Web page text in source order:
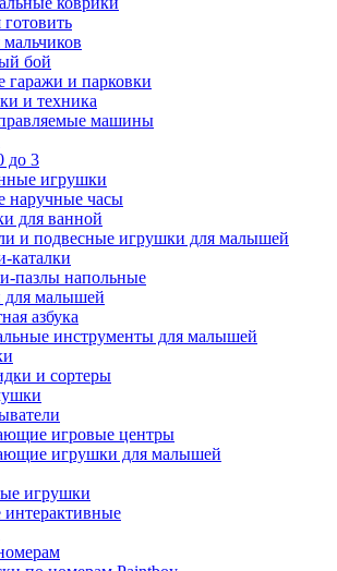
бой
гаражи и парковки
и техника
машины
до 3
игрушки
наручные часы
для ванной
и подвесные игрушки для малышей
каталки
пазлы напольные
для малышей
азбука
инструменты для малышей
и сортеры
игровые центры
игрушки для малышей
игрушки